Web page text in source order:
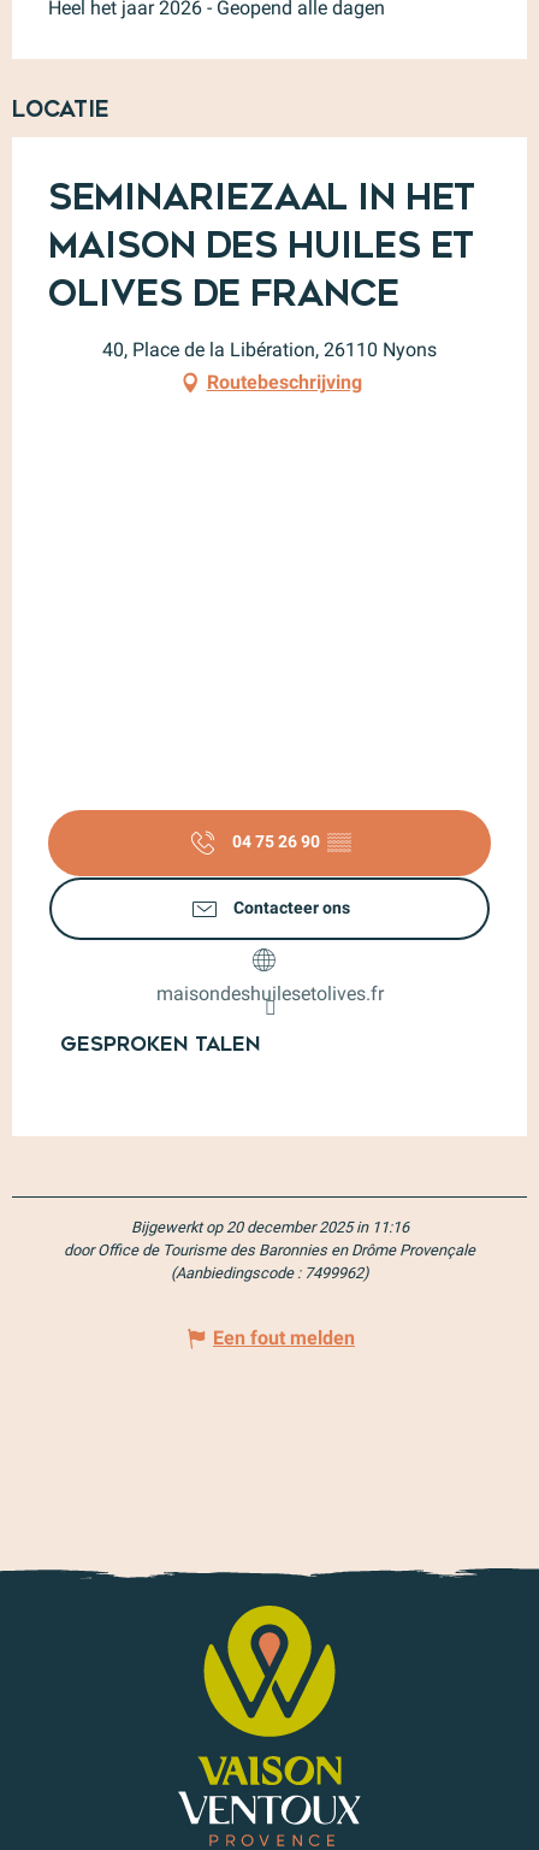
Heel het jaar 2026 - Geopend alle dagen
Locatie
Seminariezaal in het
Maison des Huiles et
Olives de France
40, Place de la Libération, 26110 Nyons
Routebeschrijving
04 75 26 90 ▒▒
Contacteer ons
maisondeshuilesetolives.fr
Gesproken talen
Gesproken talen
Bijgewerkt op 20 december 2025 in 11:16
door Office de Tourisme des Baronnies en Drôme Provençale
(Aanbiedingscode : 7499962)
Een fout melden